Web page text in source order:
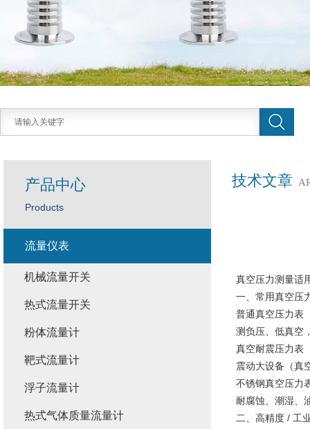
技术文章
真空压力测量适
一、常用真空压
普通真空压力表
测负压、低真空
真空耐震压力表
震动大设备（真
不锈钢真空压力
耐腐蚀、潮湿、
二、高精度 / 工
产品中心
Products
流量仪表
机械流量开关
热式流量开关
粉体流量计
靶式流量计
浮子流量计
热式气体质量流量计